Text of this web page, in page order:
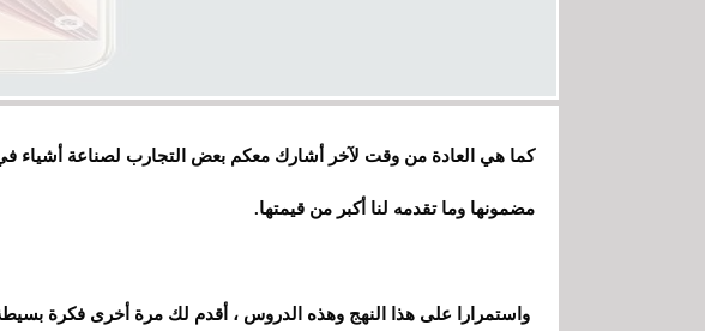
كما هي العادة من وقت لآخر أشارك معكم بعض التجارب لصناعة أشياء
مضمونها وما تقدمه لنا أكبر من قيمتها.
واستمرارا على هذا النهج وهذه الدروس ، أقدم لك مرة أخرى فكرة